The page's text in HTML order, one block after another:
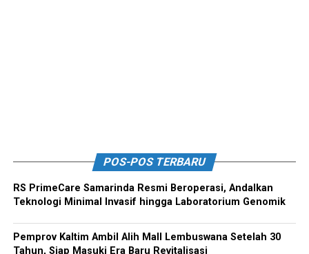
POS-POS TERBARU
RS PrimeCare Samarinda Resmi Beroperasi, Andalkan
Teknologi Minimal Invasif hingga Laboratorium Genomik
Pemprov Kaltim Ambil Alih Mall Lembuswana Setelah 30
Tahun, Siap Masuki Era Baru Revitalisasi